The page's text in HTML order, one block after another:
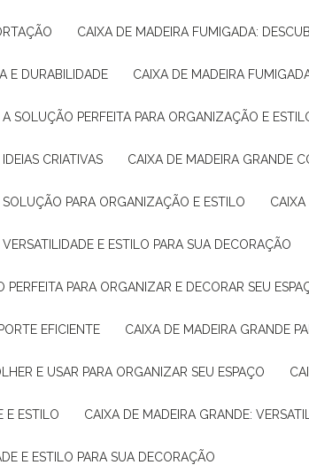
CAIXA DE MADEIRA FUMIGADA:
E DURABILIDADE CAIXA DE MADEIRA
SOLUÇÃO PERFEITA PARA ORGANIZAÇÃO E
CRIATIVAS CAIXA DE MADEIRA GRANDE
PARA ORGANIZAÇÃO E ESTILO
E ESTILO PARA SUA DECORAÇÃO
PERFEITA PARA ORGANIZAR E DECORAR SEU
EFICIENTE CAIXA DE MADEIRA GRANDE
E USAR PARA ORGANIZAR SEU ESPAÇO
E ESTILO CAIXA DE MADEIRA GRANDE:
E ESTILO PARA SUA DECORAÇÃO